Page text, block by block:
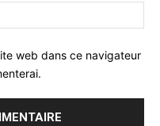
web dans ce navigateur